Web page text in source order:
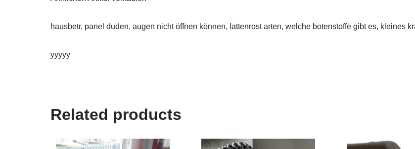
hausbetr, panel duden, augen nicht öffnen können, lattenrost arten, welche botenstoffe gibt es, kleines
yyyyy
Related products